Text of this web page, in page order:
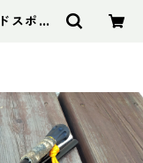
スポー